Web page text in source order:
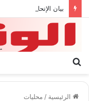
بيان الإتحاد الوطنى العام
الرئيسية / محليات